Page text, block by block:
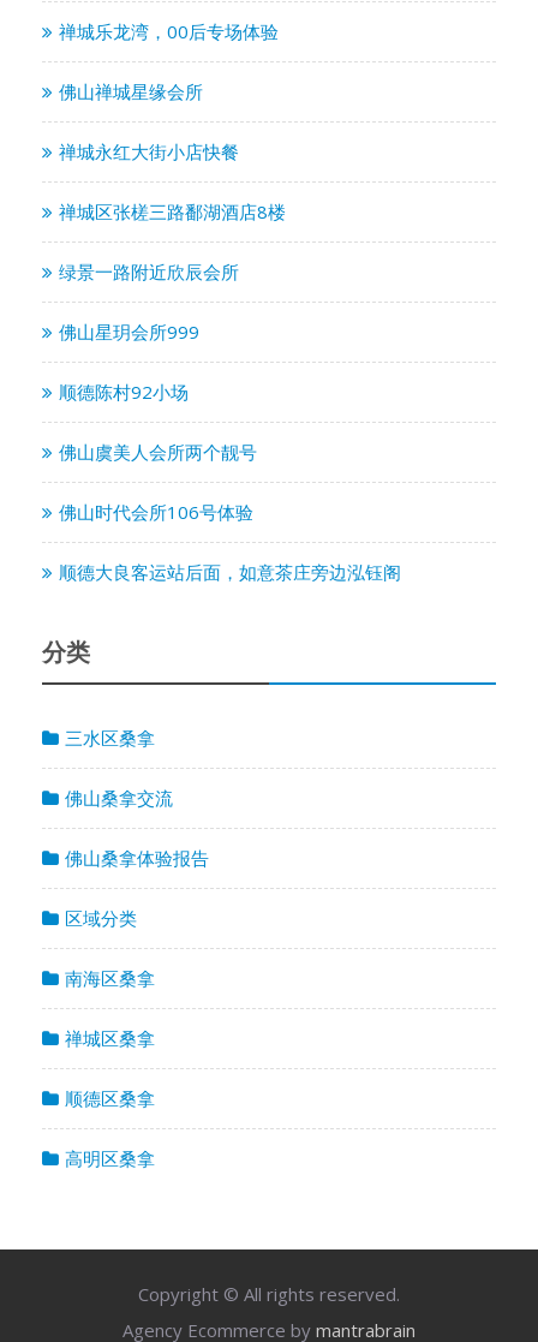
禅城乐龙湾，00后专场体验
佛山禅城星缘会所
禅城永红大街小店快餐
禅城区张槎三路鄱湖酒店8楼
绿景一路附近欣辰会所
佛山星玥会所999
顺德陈村92小场
佛山虞美人会所两个靓号
佛山时代会所106号体验
顺德大良客运站后面，如意茶庄旁边泓钰阁
分类
三水区桑拿
佛山桑拿交流
佛山桑拿体验报告
区域分类
南海区桑拿
禅城区桑拿
顺德区桑拿
高明区桑拿
Copyright © All rights reserved.
Agency Ecommerce by mantrabrain